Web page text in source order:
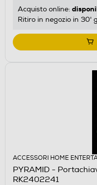
Acquisto online:
Ritiro in negozio in 30'
ACCESSORI HOME
PYRAMID -
RK2402241